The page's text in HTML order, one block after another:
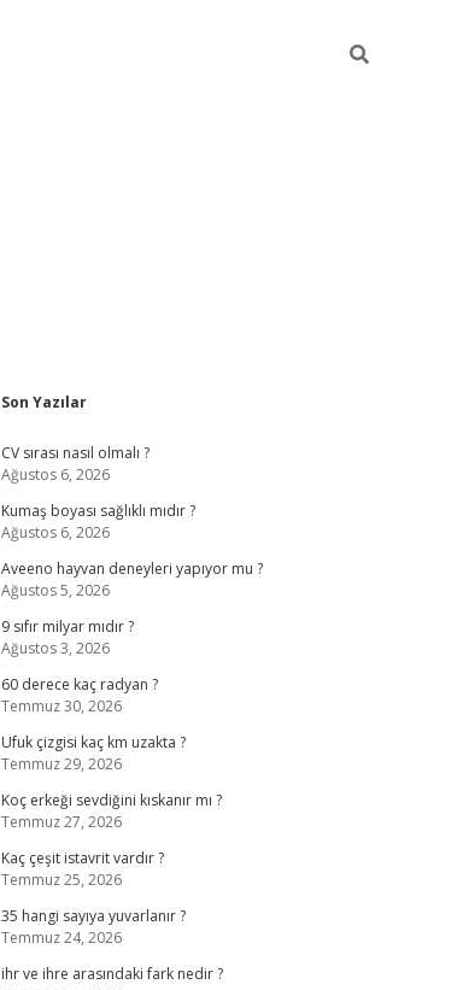
Sidebar
Son Yazılar
CV sırası nasıl olmalı ?
Ağustos 6, 2026
Kumaş boyası sağlıklı mıdır ?
Ağustos 6, 2026
Aveeno hayvan deneyleri yapıyor mu ?
Ağustos 5, 2026
9 sıfır milyar mıdır ?
Ağustos 3, 2026
60 derece kaç radyan ?
Temmuz 30, 2026
Ufuk çizgisi kaç km uzakta ?
Temmuz 29, 2026
Koç erkeği sevdiğini kıskanır mı ?
Temmuz 27, 2026
Kaç çeşit istavrit vardır ?
Temmuz 25, 2026
35 hangi sayıya yuvarlanır ?
Temmuz 24, 2026
ihr ve ihre arasındaki fark nedir ?